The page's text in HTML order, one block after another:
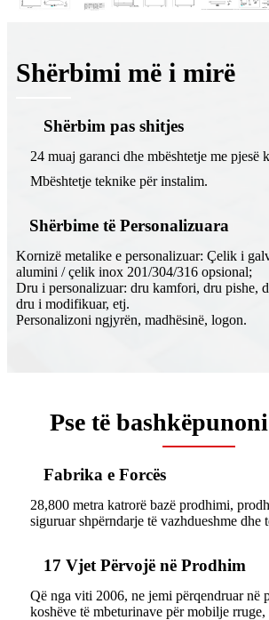
Shërbimi më i mirë
Shërbim pas shitjes
24 muaj garanci dhe mbështetje me pjesë
Mbështetje teknike për instalim.
Shërbime të Personalizuara
Kornizë metalike e personalizuar: Çelik i
alumini / çelik inox 201/304/316 opsional;
Dru i personalizuar: dru kamfori, dru pishe,
dru i modifikuar, etj.
Personalizoni ngjyrën, madhësinë, logon.
Pse të
Fabrika e Forcës
28,800 metra katrorë bazë prodhimi,
siguruar shpërndarje të vazhdueshme dhe
17 Vjet Përvojë në Prodhim
Që nga viti 2006, ne jemi përqendruar në
koshëve të mbeturinave për mobilje rruge,